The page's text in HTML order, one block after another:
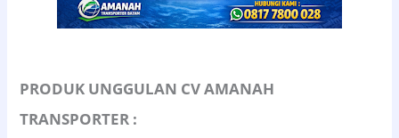
PRODUK UNGGULAN CV AMANAH
TRANSPORTER :